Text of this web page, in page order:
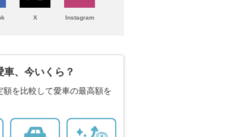
X Instagram
車、今いくら？
額を比較して愛車の最高額を